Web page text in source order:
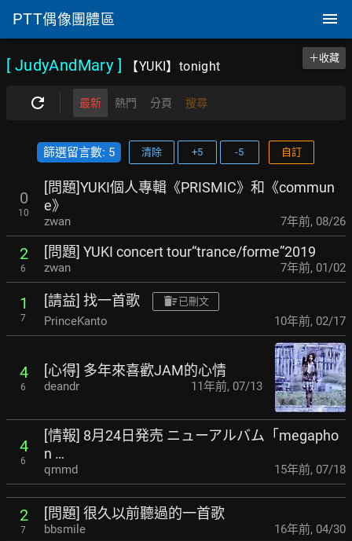
PTT偶像團體區
[ JudyAndMary ] 【YUKI】tonight
＋收藏
最新 熱門 分頁 搜尋
篩選留言數: 5 清除 +5 -5 自訂
0
10
[問題]YUKI個人專輯《PRISMIC》和《commun
e》
zwan 7年前, 08/26
2
6
[問題] YUKI concert tour“trance/forme”2019
zwan 7年前, 01/02
1
7
[請益] 找一首歌 已刪文
PrinceKanto 10年前, 02/17
4
6
[心得] 多年來喜歡JAM的心情
deandr 11年前, 07/13
4
6
[情報] 8月24日発売 ニューアルバム「megapho
n …
qmmd 15年前, 07/18
2
7
[問題] 很久以前聽過的一首歌
bbsmile 16年前, 04/30